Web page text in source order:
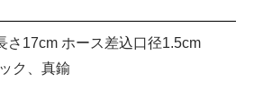
17cm ホース差込口径1.5cm
ク、真鍮